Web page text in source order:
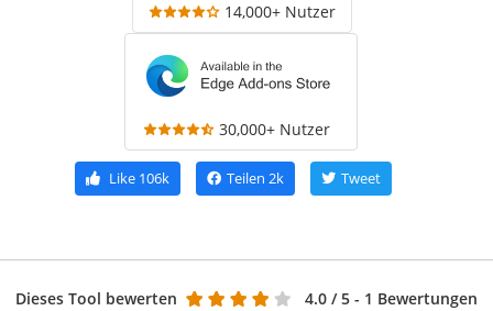
14,000+ Nutzer
30,000+ Nutzer
Like 106k Teilen 2k Tweet
Dieses Tool bewerten 4.0 / 5 - 1 Bewertungen